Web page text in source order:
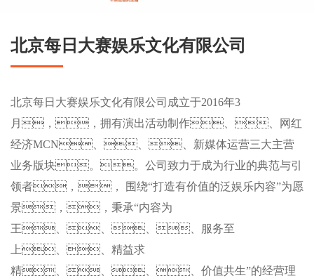
北京每日大赛娱乐文化有限公司
北京每日大赛娱乐文化有限公司成立于2016年3
月，，拥有演出活动制作、、网红
经济MCN、、、新媒体运营三大主营
业务版块。。公司致力于成为行业的典范与引
领者，， 围绕“打造有价值的泛娱乐内容”为愿
景，，秉承“内容为
王、、、、服务至
上、、精益求
精、、、、价值共生”的经营理